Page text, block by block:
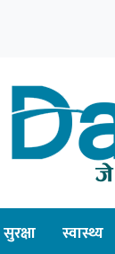
सुरक्षा स्वास्थ्य